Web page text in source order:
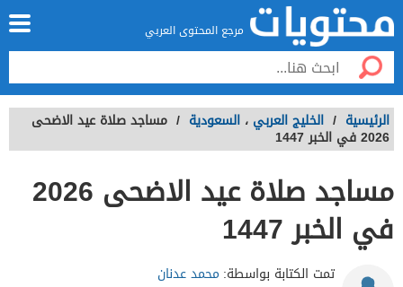
مرجع المحتوى العربي
الرئيسية / الخليج العربي ، السعودية / مساجد صلاة عيد الاضحى
2026 في الخبر 1447
مساجد صلاة عيد الاضحى 2026
في الخبر 1447
تمت الكتابة بواسطة: محمد عدنان